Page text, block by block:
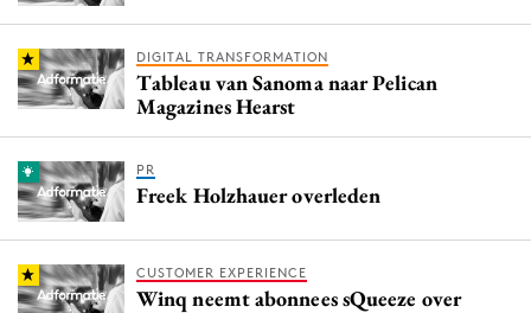
DIGITAL TRANSFORMATION
Tableau van Sanoma naar Pelican
Magazines Hearst
PR
Freek Holzhauer overleden
CUSTOMER EXPERIENCE
Winq neemt abonnees sQueeze over